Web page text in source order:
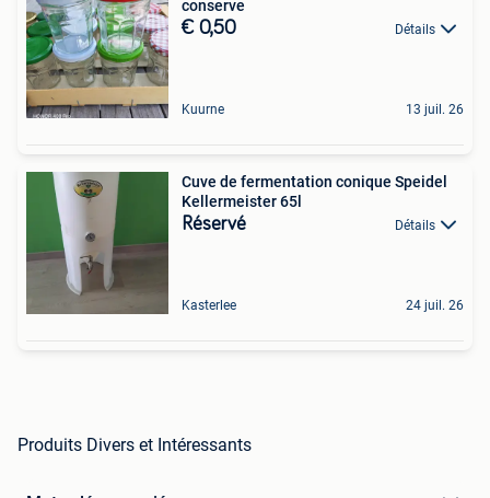
conserve
€ 0,50 Détails
Kuurne 13 juil. 26
Cuve de fermentation conique Speidel
Kellermeister 65l
Réservé Détails
Kasterlee 24 juil. 26
Produits Divers et Intéressants